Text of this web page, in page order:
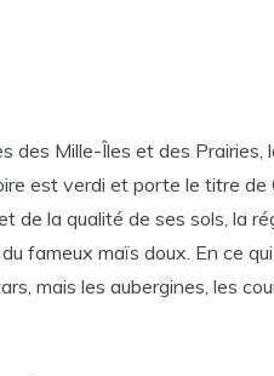
des Mille-Îles et des
est verdi et porte le titre de
de la qualité de ses sols, la
fameux maïs doux. En ce
mais les aubergines, les